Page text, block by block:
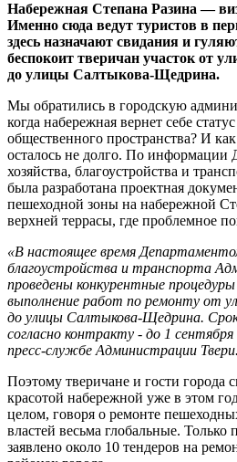
Набережная Степана Разина —
Именно сюда ведут туристов в
здесь назначают свидания и
беспокоит тверичан участок от
до улицы Салтыкова-Щедрина.
Мы обратились в городскую
когда набережная вернет себе
общественного пространства? И
осталось не долго. По информации
хозяйства, благоустройства и
была разработана проектная
пешеходной зоны на набережной
верхней террасы, где проблемное
«В настоящее время
благоустройства и транспорта
проведены конкурентные
выполнение работ по ремонту от
до улицы Салтыкова-Щедрина.
согласно контракту - до 1
пресс-службе Администрации Твери.
Поэтому тверичане и гости города
красотой набережной уже в этом
целом, говоря о ремонте
властей весьма глобальные. Только
заявлено около 10 тендеров на